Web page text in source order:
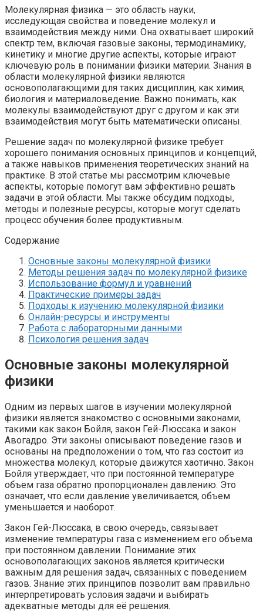
Молекулярная физика — это область науки,
исследующая свойства и поведение молекул и
взаимодействия между ними. Она охватывает широкий
спектр тем, включая газовые законы, термодинамику,
кинетику и многие другие аспекты, которые играют
ключевую роль в понимании физики материи. Знания в
области молекулярной физики являются
основополагающими для таких дисциплин, как химия,
биология и материаловедение. Важно понимать, как
молекулы взаимодействуют друг с другом и как эти
взаимодействия могут быть математически описаны.
Решение задач по молекулярной физике требует
хорошего понимания основных принципов и концепций,
а также навыков применения теоретических знаний на
практике. В этой статье мы рассмотрим ключевые
аспекты, которые помогут вам эффективно решать
задачи в этой области. Мы также обсудим подходы,
методы и полезные ресурсы, которые могут сделать
процесс обучения более продуктивным.
Содержание
Основные законы молекулярной физики
Методы решения задач по молекулярной физике
Использование формул и уравнений
Практические примеры задач
Подходы к изучению молекулярной физики
Онлайн-ресурсы и инструменты
Работа с лабораторными данными
Психология решения задач
Основные законы молекулярной
физики
Одним из первых шагов в изучении молекулярной
физики является знакомство с основными законами,
такими как закон Бойля, закон Гей-Люссака и закон
Авогадро. Эти законы описывают поведение газов и
основаны на предположении о том, что газ состоит из
множества молекул, которые движутся хаотично. Закон
Бойля утверждает, что при постоянной температуре
объем газа обратно пропорционален давлению. Это
означает, что если давление увеличивается, объем
уменьшается и наоборот.
Закон Гей-Люссака, в свою очередь, связывает
изменение температуры газа с изменением его объема
при постоянном давлении. Понимание этих
основополагающих законов является критически
важным для решения задач, связанных с поведением
газов. Знание этих принципов позволит вам правильно
интерпретировать условия задачи и выбирать
адекватные методы для её решения.